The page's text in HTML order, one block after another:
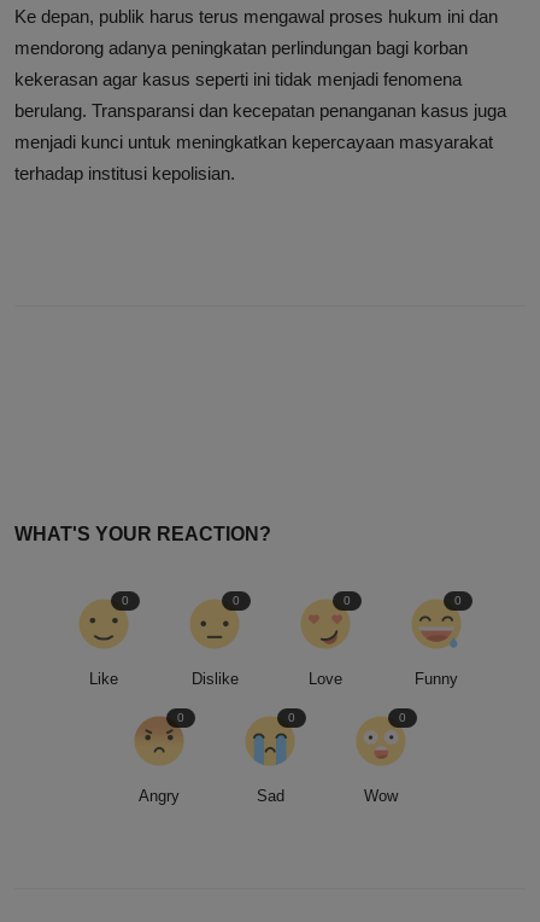
Ke depan, publik harus terus mengawal proses hukum ini dan
mendorong adanya peningkatan perlindungan bagi korban
kekerasan agar kasus seperti ini tidak menjadi fenomena
berulang. Transparansi dan kecepatan penanganan kasus juga
menjadi kunci untuk meningkatkan kepercayaan masyarakat
terhadap institusi kepolisian.
WHAT'S YOUR REACTION?
Like
0
Dislike
0
Love
0
Funny
0
Angry
0
Sad
0
Wow
0